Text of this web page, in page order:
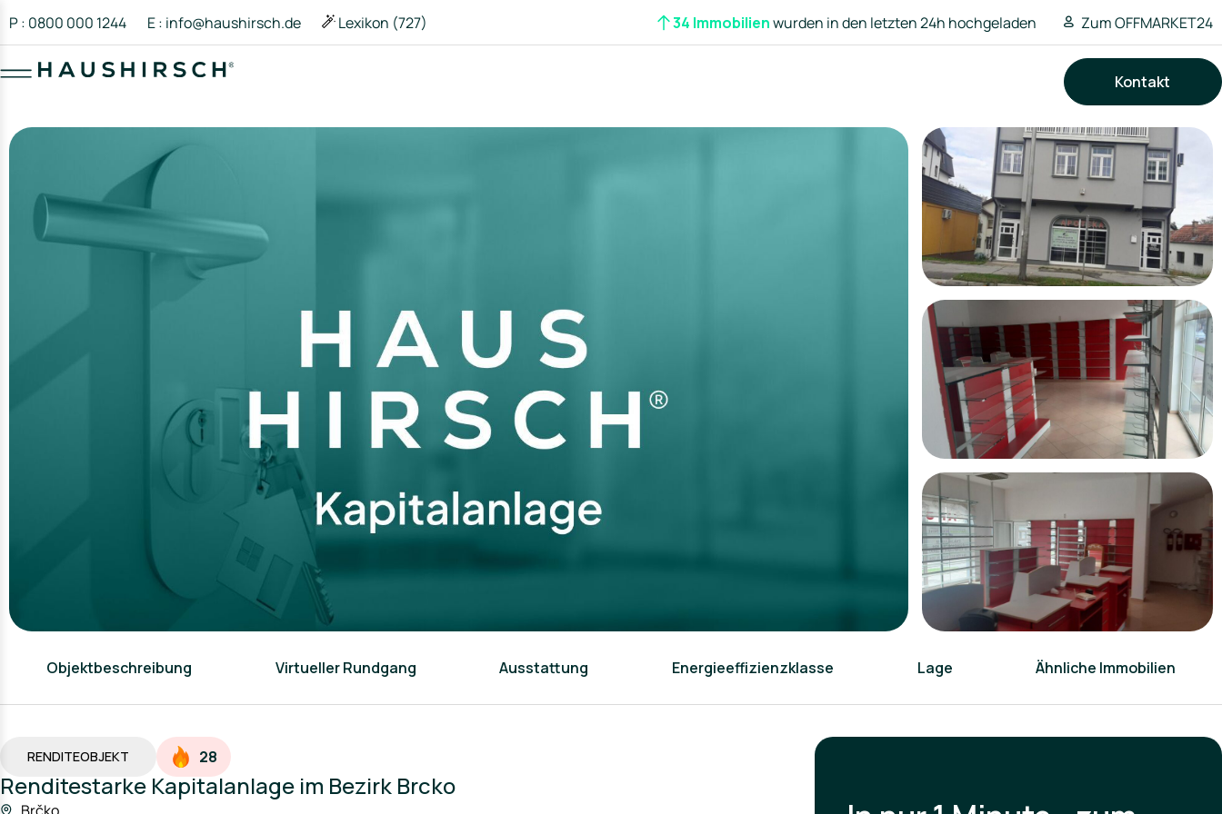
P : 0800 000 1244 E : info@haushirsch.de Lexikon (727) 34 Immobilienwurden in den letzten 24h hochgeladen Zum OFFMARKET24
Kontakt
Objektbeschreibung Virtueller Rundgang Ausstattung Energieeffizienzklasse Lage Ähnliche Immobilien
RENDITEOBJEKT 28
Renditestarke Kapitalanlage im Bezirk Brcko